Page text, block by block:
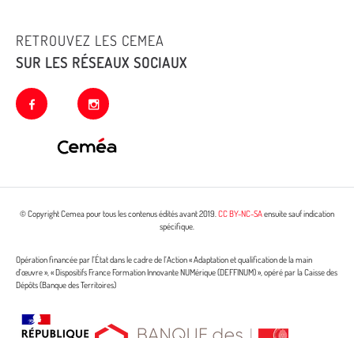
RETROUVEZ LES CEMEA
SUR LES RÉSEAUX SOCIAUX
facebook instagram
© Copyright Cemea pour tous les contenus édités avant 2019.CC BY-NC-SAensuite sauf indication
spécifique.
Opération financée par l’État dans le cadre de l’Action « Adaptation et qualification de la main
d’œuvre », « Dispositifs France Formation Innovante NUMérique (DEFFINUM) », opéré par la Caisse des
Dépôts (Banque des Territoires)